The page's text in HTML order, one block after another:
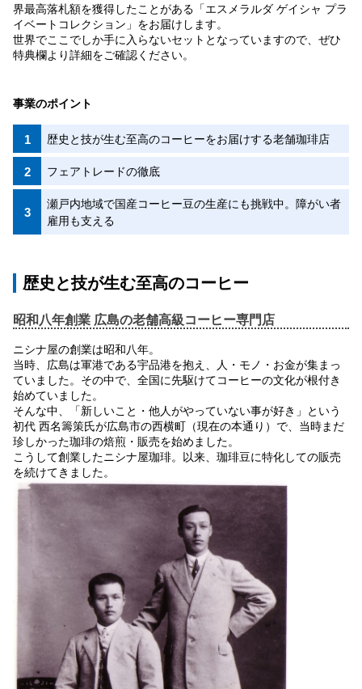
界最高落札額を獲得したことがある「エスメラルダ ゲイシャ プラ
イベートコレクション」をお届けします。
世界でここでしか手に入らないセットとなっていますので、ぜひ
特典欄より詳細をご確認ください。
事業のポイント
歴史と技が生む至高のコーヒーをお届けする老舗珈琲店
フェアトレードの徹底
瀬戸内地域で国産コーヒー豆の生産にも挑戦中。障がい者
雇用も支える
歴史と技が生む至高のコーヒー
昭和八年創業 広島の老舗高級コーヒー専門店
ニシナ屋の創業は昭和八年。
当時、広島は軍港である宇品港を抱え、人・モノ・お金が集まっ
ていました。その中で、全国に先駆けてコーヒーの文化が根付き
始めていました。
そんな中、「新しいこと・他人がやっていない事が好き」という
初代 西名籌策氏が広島市の西横町（現在の本通り）で、当時まだ
珍しかった珈琲の焙煎・販売を始めました。
こうして創業したニシナ屋珈琲。以来、珈琲豆に特化しての販売
を続けてきました。